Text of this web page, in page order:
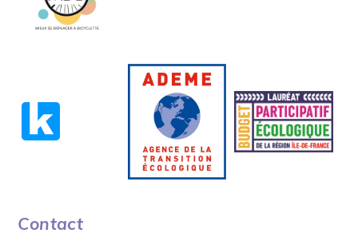
Contact